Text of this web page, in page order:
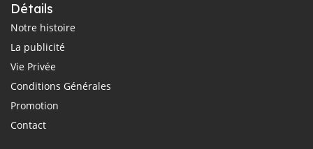
Détails
Notre histoire
La publicité
Vie Privée
Conditions Générales
Promotion
Contact